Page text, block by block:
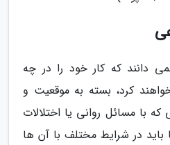
دانند که کار خود را در چه
کرد، بسته به موقعیت و
با مسائل روانی یا اختلالات
در شرایط مختلف با آن ها